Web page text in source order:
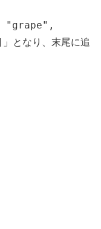
」となり、末尾に追